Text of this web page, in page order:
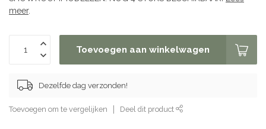
meer.
Toevoegen aan winkelwagen
Dezelfde dag verzonden!
Toevoegen om te vergelijken Deel dit product